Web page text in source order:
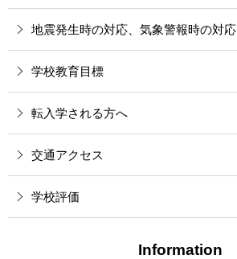
地震発生時の対応、気象警報時の対応
学校教育目標
転入学される方へ
交通アクセス
学校評価
Information